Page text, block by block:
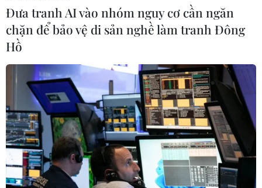
Đưa tranh AI vào nhóm nguy cơ cần ngăn
chặn để bảo vệ di sản nghề làm tranh Đông
Hồ